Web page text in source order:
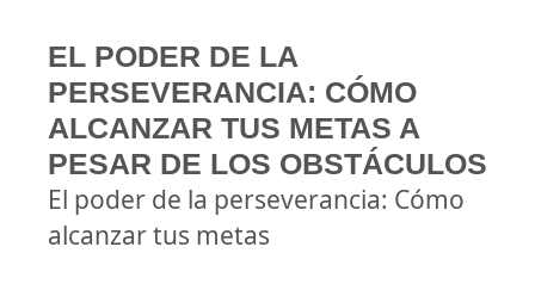
EL PODER DE LA
PERSEVERANCIA: CÓMO
ALCANZAR TUS METAS A
PESAR DE LOS OBSTÁCULOS
El poder de la perseverancia: Cómo
alcanzar tus metas